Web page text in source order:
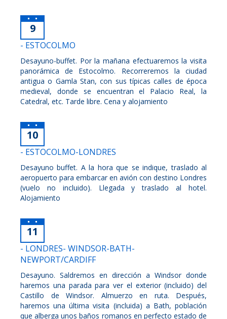
9
- ESTOCOLMO
Desayuno-buffet. Por la mañana efectuaremos la visita
panorámica de Estocolmo. Recorreremos la ciudad
antigua o Gamla Stan, con sus típicas calles de época
medieval, donde se encuentran el Palacio Real, la
Catedral, etc. Tarde libre. Cena y alojamiento
10
- ESTOCOLMO-LONDRES
Desayuno buffet. A la hora que se indique, traslado al
aeropuerto para embarcar en avión con destino Londres
(vuelo no incluido). Llegada y traslado al hotel.
Alojamiento
11
- LONDRES- WINDSOR-BATH-
NEWPORT/CARDIFF
Desayuno. Saldremos en dirección a Windsor donde
haremos una parada para ver el exterior (incluido) del
Castillo de Windsor. Almuerzo en ruta. Después,
haremos una última visita (incluida) a Bath, población
que alberga unos baños romanos en perfecto estado de